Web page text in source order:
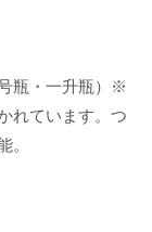
瓶・一升瓶）※
れています。つ
。